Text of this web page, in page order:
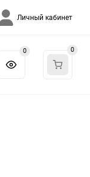
Личный кабинет
0 0